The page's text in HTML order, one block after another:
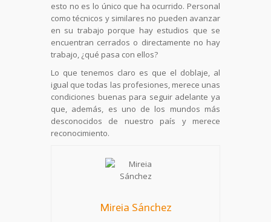
esto no es lo único que ha ocurrido. Personal
como técnicos y similares no pueden avanzar
en su trabajo porque hay estudios que se
encuentran cerrados o directamente no hay
trabajo, ¿qué pasa con ellos?
Lo que tenemos claro es que el doblaje, al
igual que todas las profesiones, merece unas
condiciones buenas para seguir adelante ya
que, además, es uno de los mundos más
desconocidos de nuestro país y merece
reconocimiento.
Mireia Sánchez